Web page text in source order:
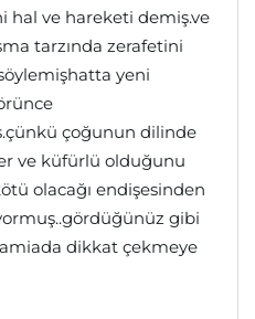
hal ve hareketi demiş.ve
tarzında zerafetini
yeni
çoğunun dilinde
ve küfürlü olduğunu
olacağı endişesinden
gibi
dikkat çekmeye